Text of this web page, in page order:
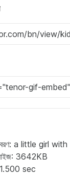
বিবরণ: a little
3642KB
1.500 sec